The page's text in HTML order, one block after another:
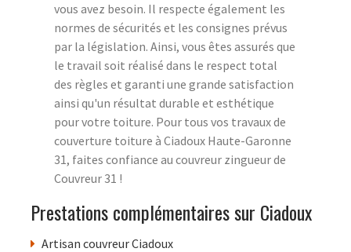
vous avez besoin. Il respecte également les
normes de sécurités et les consignes prévus
par la législation. Ainsi, vous êtes assurés que
le travail soit réalisé dans le respect total
des règles et garanti une grande satisfaction
ainsi qu'un résultat durable et esthétique
pour votre toiture. Pour tous vos travaux de
couverture toiture à Ciadoux Haute-Garonne
31, faites confiance au couvreur zingueur de
Couvreur 31 !
Prestations complémentaires sur Ciadoux
Artisan couvreur Ciadoux